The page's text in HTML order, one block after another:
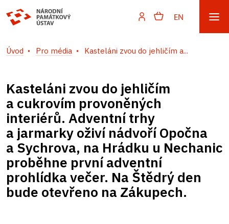
EN
Úvod Pro média Kasteláni zvou do jehličím a...
Kasteláni zvou do jehličím
a cukrovím provoněných
interiérů. Adventní trhy
a jarmarky oživí nádvoří Opočna
a Sychrova, na Hrádku u Nechanic
proběhne první adventní
prohlídka večer. Na Štědrý den
bude otevřeno na Zákupech.